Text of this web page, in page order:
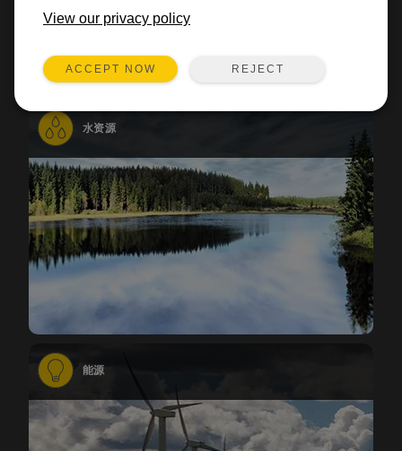
水资源
能源
View our privacy policy
ACCEPT NOW REJECT